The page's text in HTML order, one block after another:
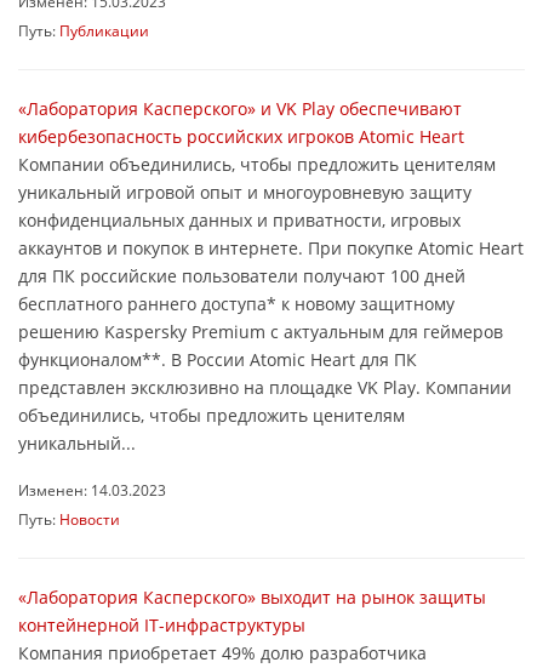
Путь: Публикации
«Лаборатория Касперского» и VK Play обеспечивают
кибербезопасность российских игроков Atomic Heart
Компании объединились, чтобы предложить ценителям
уникальный игровой опыт и многоуровневую защиту
конфиденциальных данных и приватности, игровых
аккаунтов и покупок в интернете. При покупке Atomic Heart
для ПК российские пользователи получают 100 дней
бесплатного раннего доступа* к новому защитному
решению Kaspersky Premium с актуальным для геймеров
функционалом**. В России Atomic Heart для ПК
представлен эксклюзивно на площадке VK Play. Компании
объединились, чтобы предложить ценителям
уникальный...
Изменен: 14.03.2023
Путь: Новости
«Лаборатория Касперского» выходит на рынок защиты
контейнерной IT-инфраструктуры
Компания приобретает 49% долю разработчика